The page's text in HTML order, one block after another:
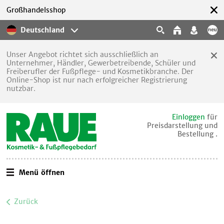
Deutschland
Großhandelsshop
Unser Angebot richtet sich ausschließlich an
Unternehmer, Händler, Gewerbetreibende, Schüler und
Freiberufler der Fußpflege- und Kosmetikbranche. Der
Online-Shop ist nur nach erfolgreicher Registrierung
nutzbar.
Einloggen für
Preisdarstellung und
Bestellung .
Menü öffnen
Zurück